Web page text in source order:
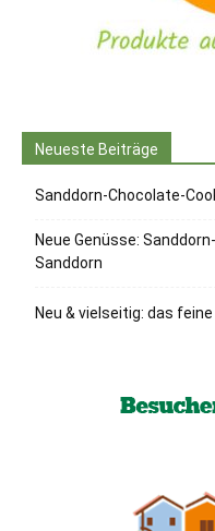
Neueste Beiträge
Sanddorn-Chocolate-
Neue Genüsse:
Sanddorn
Neu & vielseitig: das